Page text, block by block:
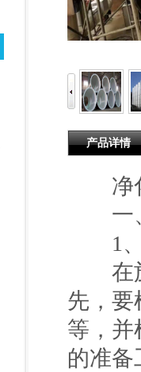
产品详情
净化
一、
1、
在施
先，要
等，并
的准备